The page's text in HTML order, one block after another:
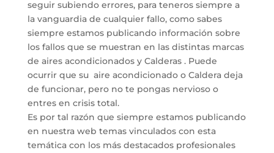
seguir subiendo errores, para teneros siempre a
la vanguardia de cualquier fallo, como sabes
siempre estamos publicando información sobre
los fallos que se muestran en las distintas marcas
de aires acondicionados y Calderas . Puede
ocurrir que su aire acondicionado o Caldera deja
de funcionar, pero no te pongas nervioso o
entres en crisis total.
Es por tal razón que siempre estamos publicando
en nuestra web temas vinculados con esta
temática con los más destacados profesionales